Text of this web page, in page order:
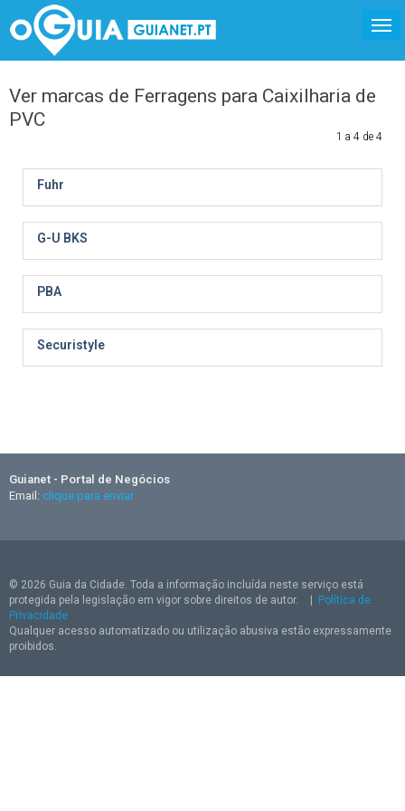
Ver marcas de Ferragens para Caixilharia de
PVC
1 a 4 de 4
Fuhr
G-U BKS
PBA
Securistyle
Guianet - Portal de Negócios
Email: clique para enviar
© 2026 Guia da Cidade. Toda a informação incluída neste serviço está
protegida pela legislação em vigor sobre direitos de autor.
Política de
Privacidade
Qualquer acesso automatizado ou utilização abusiva estão expressamente
proibidos.